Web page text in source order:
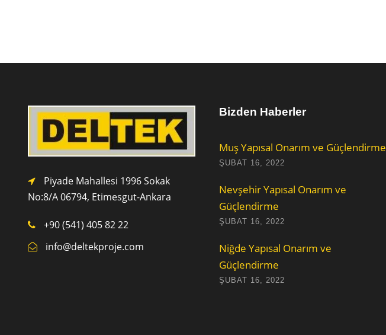
Piyade Mahallesi 1996 Sokak
No:8/A 06794, Etimesgut-Ankara
+90 (541) 405 82 22
info@deltekproje.com
Bizden Haberler
Muş Yapısal Onarım ve Güçlendirme
ŞUBAT 16, 2022
Nevşehir Yapısal Onarım ve
Güçlendirme
ŞUBAT 16, 2022
Niğde Yapısal Onarım ve
Güçlendirme
ŞUBAT 16, 2022